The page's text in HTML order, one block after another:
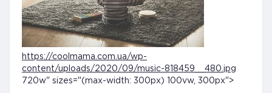
https://coolmama.com.ua/wp-
content/uploads/2020/09/music-818459__480.jpg
720w" sizes="(max-width: 300px) 100vw, 300px">